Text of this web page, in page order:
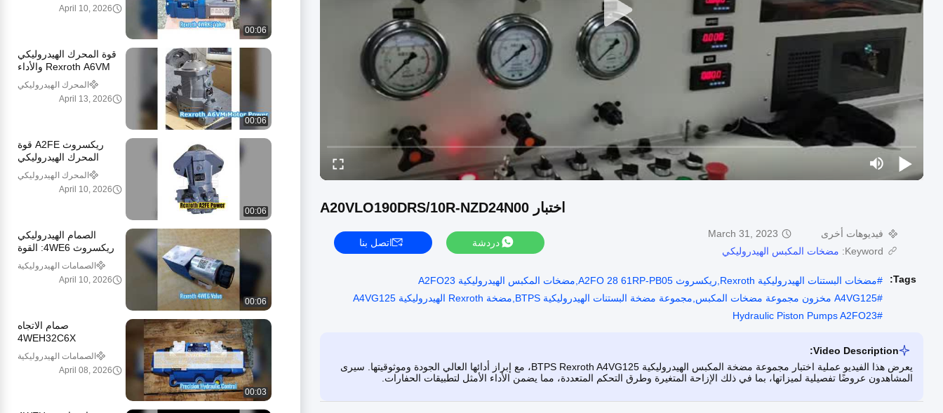
اختبار A20VLO190DRS/10R-NZD24N00
فيديوهات أخرى
March 31, 2023
Keyword:
مضخات المكبس الهيدروليكي
دردشة اتصل بنا
Tags:
#مضخات البستنات الهيدروليكية Rexroth,ريكسروث A2FO 28 61RP-PB05,مضخات المكبس الهيدروليكية A2FO23
#A4VG125 مخزون مجموعة مضخات المكبس,مجموعة مضخة البستنات الهيدروليكية BTPS,مضخة Rexroth الهيدروليكية A4VG125
#
Hydraulic Piston Pumps A2FO23
Video Description:
يعرض هذا الفيديو عملية اختبار مجموعة مضخة المكبس الهيدروليكية BTPS Rexroth A4VG125، مع إبراز أدائها العالي الجودة وموثوقيتها. سيرى
المشاهدون عروضًا تفصيلية لميزاتها، بما في ذلك الإزاحة المتغيرة وطرق التحكم المتعددة، مما يضمن الأداء الأمثل لتطبيقات الحفارات.
00:06
April 10, 2026
00:06
قوة المحرك الهيدروليكي
Rexroth A6VM والأداء
المحرك الهيدروليكي
April 13, 2026
00:06
ريكسروث A2FE قوة
المحرك الهيدروليكي
المحرك الهيدروليكي
April 10, 2026
00:06
الصمام الهيدروليكي
ريكسروث 4WE6: القوة
والدقة
الصمامات الهيدروليكية
April 10, 2026
00:03
صمام الاتجاه
4WEH32C6X
6EW110N9EK4
الصمامات الهيدروليكية
April 08, 2026